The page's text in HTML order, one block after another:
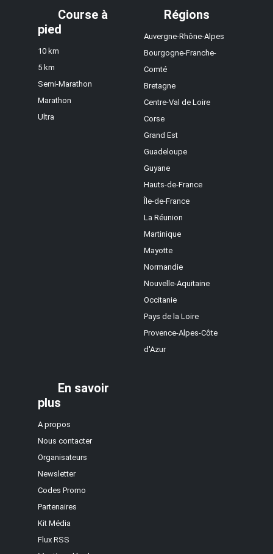
Course à
pied
10 km
5 km
Semi-Marathon
Marathon
Ultra
Régions
Auvergne-Rhône-Alpes
Bourgogne-Franche-
Comté
Bretagne
Centre-Val de Loire
Corse
Grand Est
Guadeloupe
Guyane
Hauts-de-France
Île-de-France
La Réunion
Martinique
Mayotte
Normandie
Nouvelle-Aquitaine
Occitanie
Pays de la Loire
Provence-Alpes-Côte
d'Azur
En savoir
plus
A propos
Nous contacter
Organisateurs
Newsletter
Codes Promo
Partenaires
Kit Média
Flux RSS